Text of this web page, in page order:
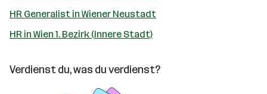
HR Generalist in Wiener Neustadt
HR in Wien 1. Bezirk (Innere Stadt)
Verdienst du, was du verdienst?